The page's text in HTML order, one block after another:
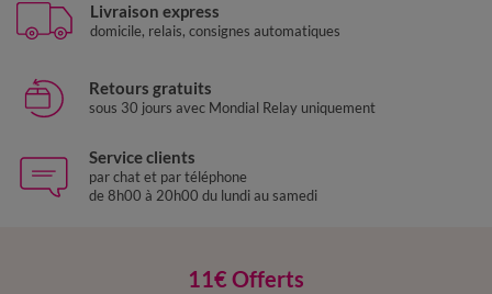
Livraison express
domicile, relais, consignes automatiques
Retours gratuits
sous 30 jours avec Mondial Relay uniquement
Service clients
par chat et par téléphone
de 8h00 à 20h00 du lundi au samedi
11€ Offerts